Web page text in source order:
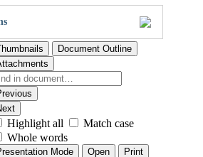
Document Outline
Highlight all
Match case
Whole words
Mode Open
Print